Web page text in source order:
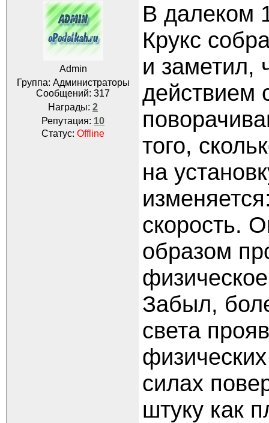
Admin
Группа: Администраторы
Сообщений: 317
Награды: 2
Репутация: 10
Статус: Offline
В далеком
Крукс
и заметил,
действием
того,
на
скорость.
образом
Забыл,
света
силах
штуку как